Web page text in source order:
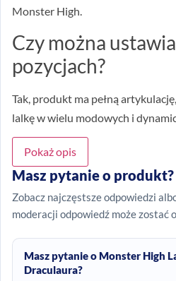
Monster High.
Czy można
pozycjach?
Tak, produkt ma pełną
lalkę w wielu modowych i
Pokaż opis
Masz pytanie o produkt?
Zobacz najczęstsze odpowiedzi
moderacji odpowiedź może zostać
Masz pytanie o Monster High
Draculaura?